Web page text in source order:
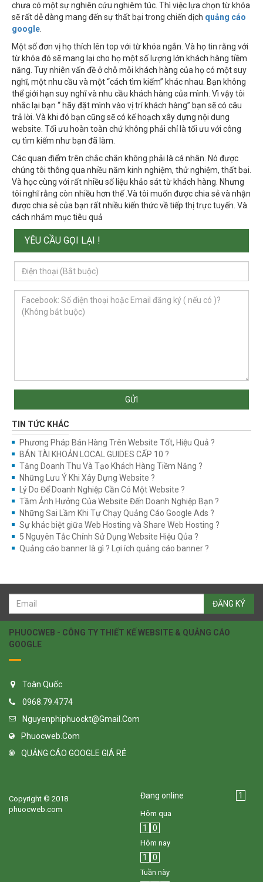
chưa có một sự nghiên cứu nghiêm túc. Thì việc lựa chọn từ khóa
sẽ rất dễ dàng mang đến sự thất bại trong chiến dịch quảng cáo
google
Một số đơn vị họ thích lên top với từ khóa ngắn. Và họ tin rằng với
từ khóa đó sẽ mang lại cho họ một số lượng lớn khách hàng tiềm
năng. Tuy nhiên vấn đề ở chỗ mỗi khách hàng của họ có một suy
nghĩ, một nhu cầu và một “cách tìm kiếm” khác nhau. Bạn không
thể giới hạn suy nghĩ và nhu cầu khách hàng của mình. Vì vậy tôi
nhắc lại bạn “ hãy đặt mình vào vị trí khách hàng” bạn sẽ có câu
trả lời. Và khi đó bạn cũng sẽ có kế hoạch xây dựng nội dung
website. Tối ưu hoàn toàn chứ không phải chỉ là tối ưu với công
cụ tìm kiếm như bạn đã làm.
Các quan điểm trên chắc chắn không phải là cá nhân. Nó được
chúng tôi thông qua nhiều năm kinh nghiệm, thử nghiệm, thất bại.
Và học cùng với rất nhiều số liệu khảo sát từ khách hàng. Nhưng
tôi nghĩ rằng còn nhiều hơn thế .Và tôi muốn được chia sẻ và nhận
được chia sẻ của bạn rất nhiều kiến thức về tiếp thị trực tuyến. Và
cách nhắm mục tiêu quả
YÊU CẦU GỌI LẠI !
GỬI
TIN TỨC KHÁC
Phương Pháp Bán Hàng Trên Website Tốt, Hiệu Quả ?
BÁN TÀI KHOẢN LOCAL GUIDES CẤP 10 ?
Tăng Doanh Thu Và Tạo Khách Hàng Tiềm Năng ?
Những Lưu Ý Khi Xây Dựng Website ?
Lý Do Để Doanh Nghiệp Cần Có Một Website ?
Tầm Ảnh Hưởng Của Website Đến Doanh Nghiệp Bạn ?
Những Sai Lầm Khi Tự Chạy Quảng Cáo Google Ads ?
Sự khác biệt giữa Web Hosting và Share Web Hosting ?
5 Nguyên Tắc Chính Sử Dụng Website Hiệu Qủa ?
Quảng cáo banner là gì ? Lợi ích quảng cáo banner ?
ĐĂNG KÝ
PHUOCWEB - CÔNG TY THIẾT KẾ WEBSITE & QUẢNG CÁO
GOOGLE
Toàn Quốc
0968.79.4774
Nguyenphiphuockt@gmail.com
Phuocweb.com
QUẢNG CÁO GOOGLE GIÁ RẺ
Copyright © 2018
phuocweb.com
Đang online 1
Hôm qua
1 0
Hôm nay
1 0
Tuần này